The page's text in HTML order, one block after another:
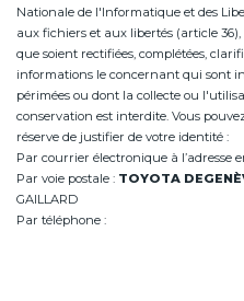
Nationale de l'Informatique et des
aux fichiers et aux libertés (article
que soient rectifiées, complétées,
informations le concernant qui sont
périmées ou dont la collecte ou
conservation est interdite. Vous
réserve de justifier de votre identité :
Par courrier électronique à l’adresse
Par voie postale : TOYOTA
GAILLARD
Par téléphone :